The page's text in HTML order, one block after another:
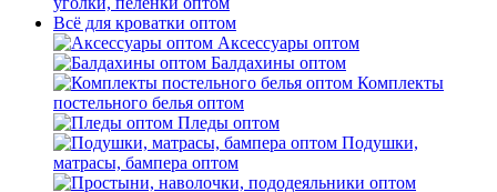
Всё для кроватки оптом
Аксессуары оптом
Балдахины оптом
Комплекты
постельного белья оптом
Пледы оптом
Подушки,
матрасы, бампера оптом